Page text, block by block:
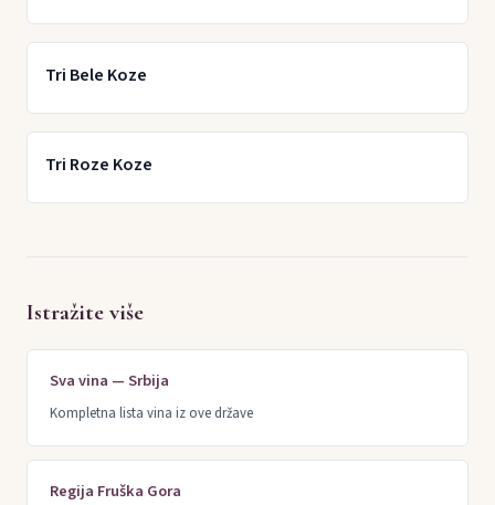
Tri Bele Koze
Tri Roze Koze
Istražite više
Sva vina — Srbija
Kompletna lista vina iz ove države
Regija Fruška Gora